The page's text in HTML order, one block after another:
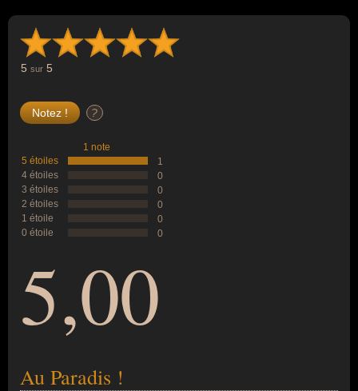
5 sur 5
?
1 note
5 étoiles
1
4 étoiles
0
3 étoiles
0
2 étoiles
0
1 étoile
0
0 étoile
0
5,00
Au Paradis !